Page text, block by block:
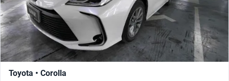
Toyota • Corolla